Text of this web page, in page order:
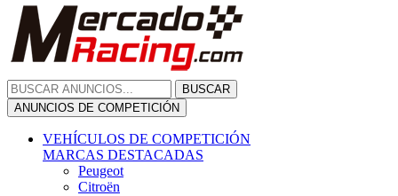
Porsche
Skoda
OTRAS MARCAS
Seat
Opel
Volkswagen
Hyundai
Fiat, Alfa Romeo, Lancia, Jeep
Toyota
Suzuki